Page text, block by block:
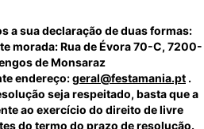
a sua declaração de duas formas:
morada: Rua de Évora 70-C, 7200-
de Monsaraz
endereço:geral@festamania.pt .
seja respeitado, basta que a
ao exercício do direito de livre
do termo do prazo de resolução.